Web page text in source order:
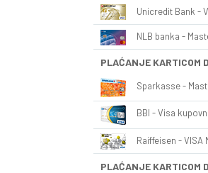
Unicredit Bank -
NLB banka -
PLAĆANJE KARTICOM
Sparkasse -
BBI - Visa
Raiffeisen - VISA
PLAĆANJE KARTICOM